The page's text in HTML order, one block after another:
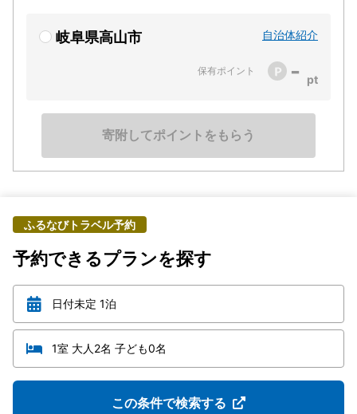
岐阜県高山市 自治体紹介
保有ポイント -
寄附してポイントをもらう
ふるなびトラベル予約
予約できるプランを探す
日付未定 1泊
1室 大人2名 子ども0名
この条件で検索する